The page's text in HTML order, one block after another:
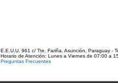
E.E.U.U. 961 c/ Tte. Fariña. Asunción, Paraguay -
Horario de Atención: Lunes a Viernes de 07:00 a
Preguntas Frecuentes